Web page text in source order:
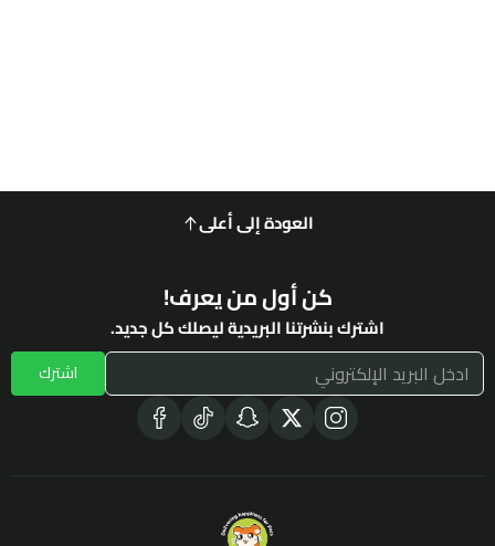
العودة إلى أعلى
كن أول من يعرف!
اشترك بنشرتنا البريدية ليصلك كل جديد.
اشترك